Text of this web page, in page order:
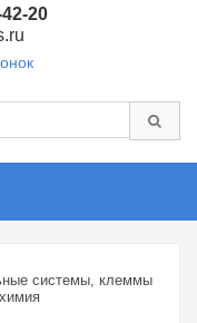
20
системы, клеммы